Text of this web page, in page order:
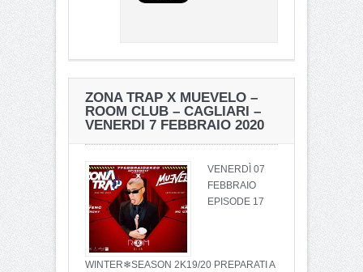
ZONA TRAP X MUEVELO –
ROOM CLUB – CAGLIARI –
VENERDI 7 FEBBRAIO 2020
VENERDÌ 07
FEBBRAIO
EPISODE 17
WINTER❄SEASON 2K19/20 PREPARATI A